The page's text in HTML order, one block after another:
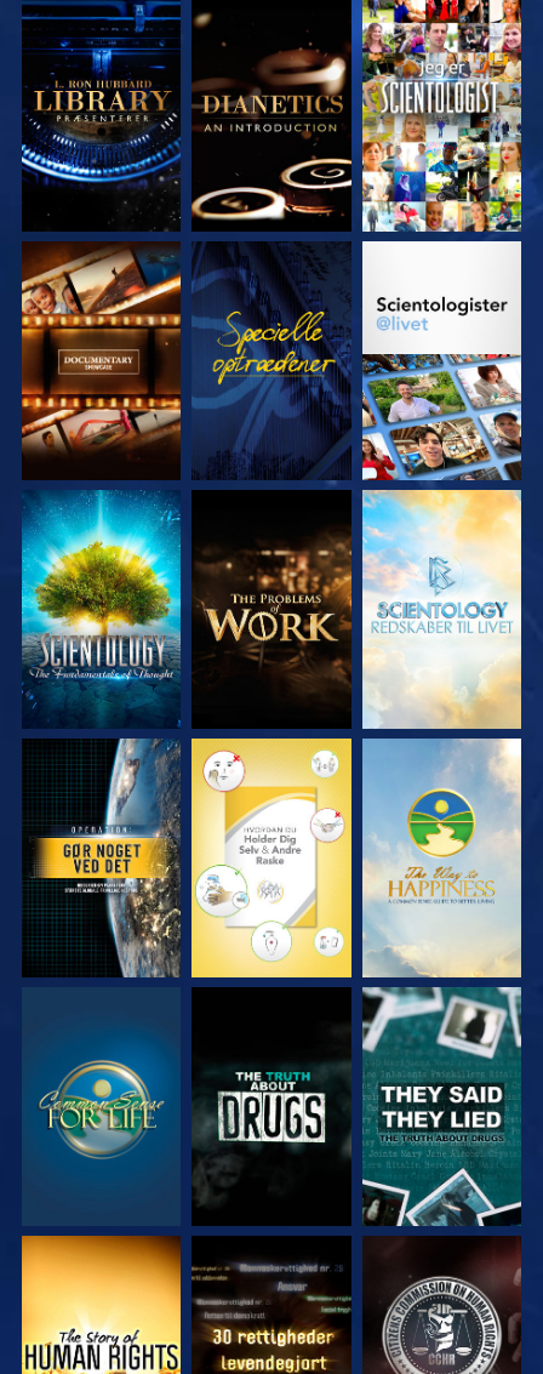
UDFORSK SERIEN UDFORSK SERIEN SE
UDFORSK SERIEN SE UDFORSK SERIEN
UDFORSK SERIEN UDFORSK SERIEN UDFORSK SERIEN
SE SE SE
SE SE
SE SE SE